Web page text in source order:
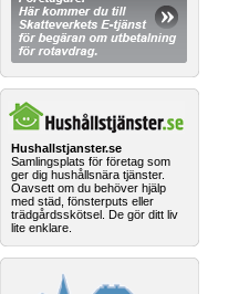
Hushallstjanster.se
Samlingsplats för företag som
ger dig hushållsnära tjänster.
Oavsett om du behöver hjälp
med städ, fönsterputs eller
trädgårdsskötsel. De gör ditt liv
lite enklare.